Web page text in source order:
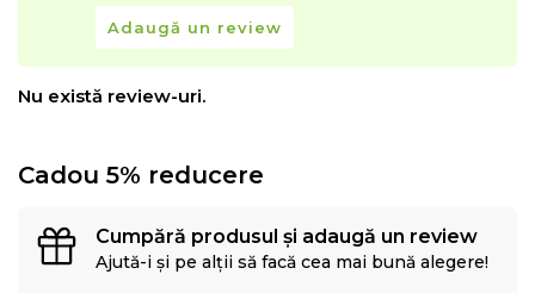
a oferi relaxarea totala a muschilor in timpul somnului.
Adaugă un review
Nu există review-uri.
Cadou 5% reducere
Cumpără produsul și adaugă un review
Ajută-i și pe alții să facă cea mai bună alegere!